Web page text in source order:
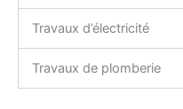
Travaux d’électricité
Travaux de plomberie